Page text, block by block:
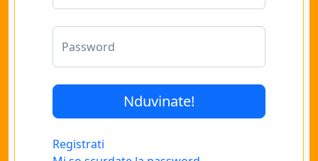
Password
Registrati